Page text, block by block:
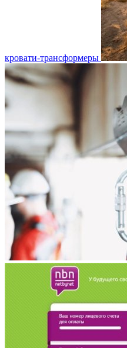
кровати-трансформеры